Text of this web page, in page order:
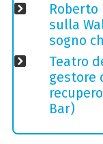
sulla
sogno
Teatro
gestore
Bar)